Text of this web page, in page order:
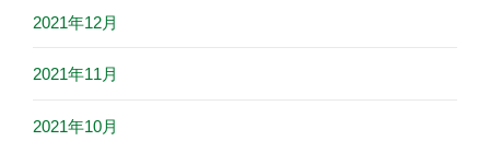
2021年12月
2021年11月
2021年10月